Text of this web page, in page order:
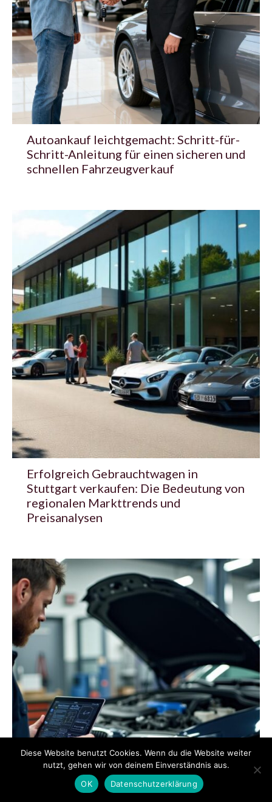
Autoankauf leichtgemacht: Schritt-für-
Schritt-Anleitung für einen sicheren und
schnellen Fahrzeugverkauf
Erfolgreich Gebrauchtwagen in
Stuttgart verkaufen: Die Bedeutung von
regionalen Markttrends und
Preisanalysen
Diese Website benutzt Cookies. Wenn du die Website weiter
nutzt, gehen wir von deinem Einverständnis aus.
OK
Datenschutzerklärung